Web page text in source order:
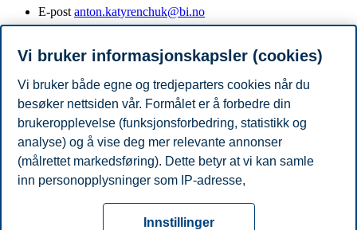
E-post anton.katyrenchuk@bi.no
Personvern Cookies Tilgjengelighetserklæring Disclaimer
Campus:
OsloBergenTrondheimStavanger
© 2026 Handelshøyskolen BI
Vi bruker informasjonskapsler (cookies)
Vi bruker både egne og tredjeparters cookies når du
besøker nettsiden vår. Formålet er å forbedre din
brukeropplevelse (funksjonsforbedring, statistikk og
analyse) og å vise deg mer relevante annonser
(målrettet markedsføring). Dette betyr at vi kan samle
inn personopplysninger som IP-adresse,
cookies som er nødvendige for at nettsiden skal
Innstillinger